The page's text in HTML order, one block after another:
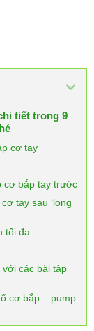
tiết trong 9
cơ tay
cơ bắp tay trước
tay sau ‘long
tối đa
các bài tập
cơ bắp – pump